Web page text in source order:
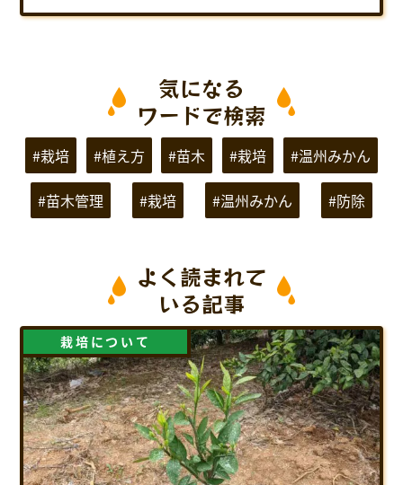
気になる
ワードで検索
#栽培 #植え方 #苗木 #栽培 #温州みかん
#苗木管理 #栽培 #温州みかん #防除
よく読まれて
いる記事
栽培について